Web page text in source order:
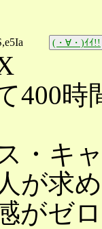
(・∀・)ｲｲ!!
400時
・キ
が求
がゼ